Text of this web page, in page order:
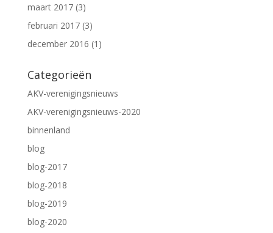
maart 2017(3)
februari 2017(3)
december 2016 (1)
Categorieën
AKV-verenigingsnieuws
AKV-verenigingsnieuws-2020
binnenland
blog
blog-2017
blog-2018
blog-2019
blog-2020